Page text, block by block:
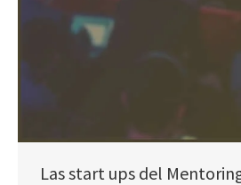
Las start ups del